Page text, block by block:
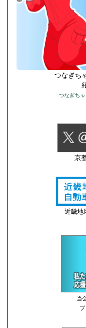
つなぎち
つなぎち
京
近畿地
当